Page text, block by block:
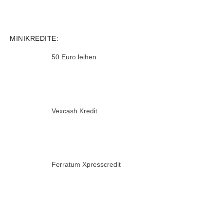
MINIKREDITE:
50 Euro leihen
Vexcash Kredit
Ferratum Xpresscredit